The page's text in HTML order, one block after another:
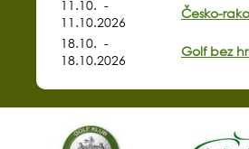
11.10. -
11.10.2026
Česko-
18.10. -
18.10.2026
Golf bez